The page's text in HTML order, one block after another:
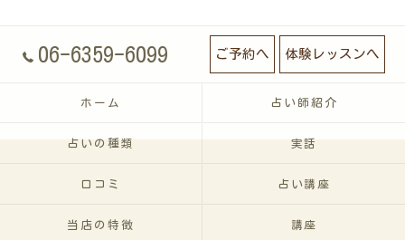
06-6359-6099 ご予約へ 体験レッスンへ
ホーム 占い師紹介
占いの種類 実話
口コミ 占い講座
当店の特徴 講座